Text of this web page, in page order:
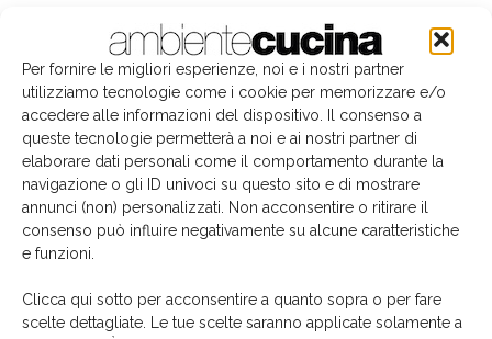
Per fornire le migliori esperienze, noi e i nostri partner
utilizziamo tecnologie come i cookie per memorizzare e/o
accedere alle informazioni del dispositivo. Il consenso a
queste tecnologie permetterà a noi e ai nostri partner di
elaborare dati personali come il comportamento durante la
navigazione o gli ID univoci su questo sito e di mostrare
annunci (non) personalizzati. Non acconsentire o ritirare il
consenso può influire negativamente su alcune caratteristiche
e funzioni.
Clicca qui sotto per acconsentire a quanto sopra o per fare
scelte dettagliate. Le tue scelte saranno applicate solamente a
Dandy Plusil primo sistema d'arredo per
cucina e bagno che "comunica" con l'utente
attraverso Alexa, di Amazon, un modello smart e
connesso progettato da Fabio Novembre. Si tratta quindi
del primo sistema d’arredo cucina “parlante”, creato
grazie al know how Scavolinie ad Alexa, sistema di
intelligenza artificiale che per mezzo della voce
attiva le diverse funzioni domotichee che, per essere
utilizzata dall'utente nella cucina Dandy Plus, viene
integrata nei comandi
BTicino Living Now